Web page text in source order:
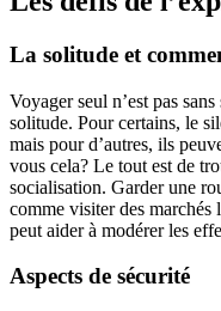
La solitude et
Voyager seul n’est pas
solitude. Pour certains, le
mais pour d’autres, ils
vous cela? Le tout est de
socialisation. Garder une
comme visiter des marchés
peut aider à modérer les
Aspects de sécurité